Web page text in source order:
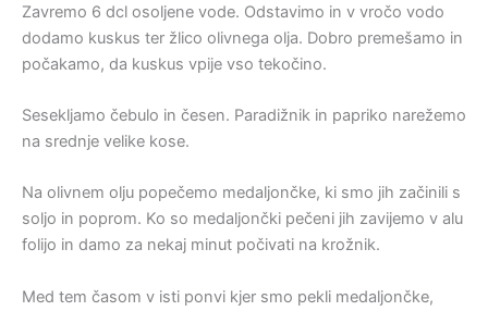
Zavremo 6 dcl osoljene vode. Odstavimo in v vročo vodo
dodamo kuskus ter žlico olivnega olja. Dobro premešamo in
počakamo, da kuskus vpije vso tekočino.
Sesekljamo čebulo in česen. Paradižnik in papriko narežemo
na srednje velike kose.
Na olivnem olju popečemo medaljončke, ki smo jih začinili s
soljo in poprom. Ko so medaljončki pečeni jih zavijemo v alu
folijo in damo za nekaj minut počivati na krožnik.
Med tem časom v isti ponvi kjer smo pekli medaljončke,